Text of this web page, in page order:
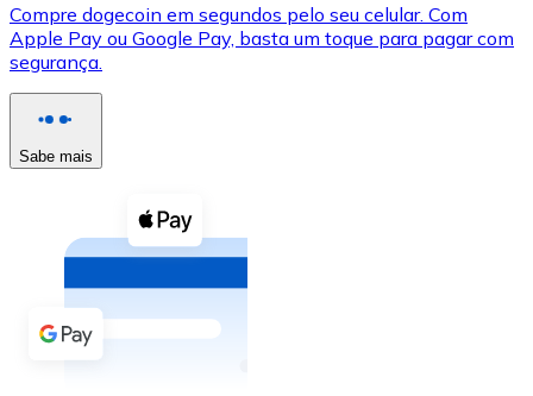
XRP
XRP
Ver tudo
Cupons cripto
Compre criptomoedas com dinheiro e outros
Comprar com dinheiro
Transferência SEPA
Compre dogecoin em segundos pelo seu celular. Com
Apple Pay ou Google Pay, basta um toque para pagar com
segurança.
Sabe mais